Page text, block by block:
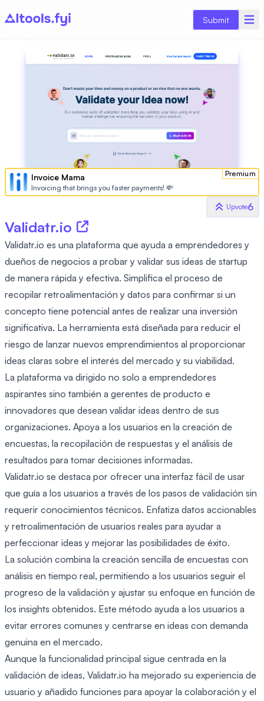
Submit
Premium
Invoice Mama
Invoicing that brings you faster payments! 💸
Upvote6
Validatr.io
Validatr.io es una plataforma que ayuda a emprendedores y
dueños de negocios a probar y validar sus ideas de startup
de manera rápida y efectiva. Simplifica el proceso de
recopilar retroalimentación y datos para confirmar si un
concepto tiene potencial antes de realizar una inversión
significativa. La herramienta está diseñada para reducir el
riesgo de lanzar nuevos emprendimientos al proporcionar
ideas claras sobre el interés del mercado y su viabilidad.
La plataforma va dirigido no solo a emprendedores
aspirantes sino también a gerentes de producto e
innovadores que desean validar ideas dentro de sus
organizaciones. Apoya a los usuarios en la creación de
encuestas, la recopilación de respuestas y el análisis de
resultados para tomar decisiones informadas.
Validatr.io se destaca por ofrecer una interfaz fácil de usar
que guía a los usuarios a través de los pasos de validación sin
requerir conocimientos técnicos. Enfatiza datos accionables
y retroalimentación de usuarios reales para ayudar a
perfeccionar ideas y mejorar las posibilidades de éxito.
La solución combina la creación sencilla de encuestas con
análisis en tiempo real, permitiendo a los usuarios seguir el
progreso de la validación y ajustar su enfoque en función de
los insights obtenidos. Este método ayuda a los usuarios a
evitar errores comunes y centrarse en ideas con demanda
genuina en el mercado.
Aunque la funcionalidad principal sigue centrada en la
validación de ideas, Validatr.io ha mejorado su experiencia de
usuario y añadido funciones para apoyar la colaboración y el